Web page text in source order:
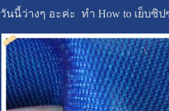
วันนี้ว่างๆ อะค่ะ ทำ How to เย็บซิ